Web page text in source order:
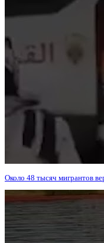
Около 48 тысяч мигрантов